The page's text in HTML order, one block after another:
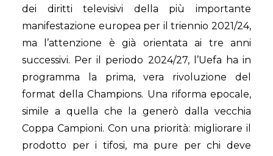
dei diritti televisivi della più importante
manifestazione europea per il triennio 2021/24,
ma l’attenzione è già orientata ai tre anni
successivi. Per il periodo 2024/27, l’Uefa ha in
programma la prima, vera rivoluzione del
format della Champions. Una riforma epocale,
simile a quella che la generò dalla vecchia
Coppa Campioni. Con una priorità: migliorare il
prodotto per i tifosi, ma pure per chi deve